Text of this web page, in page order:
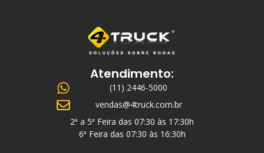
Atendimento:
(11) 2446-5000
vendas@4truck.com.br
2ª a 5ª Feira das 07:30 às 17:30h
6ª Feira das 07:30 às 16:30h